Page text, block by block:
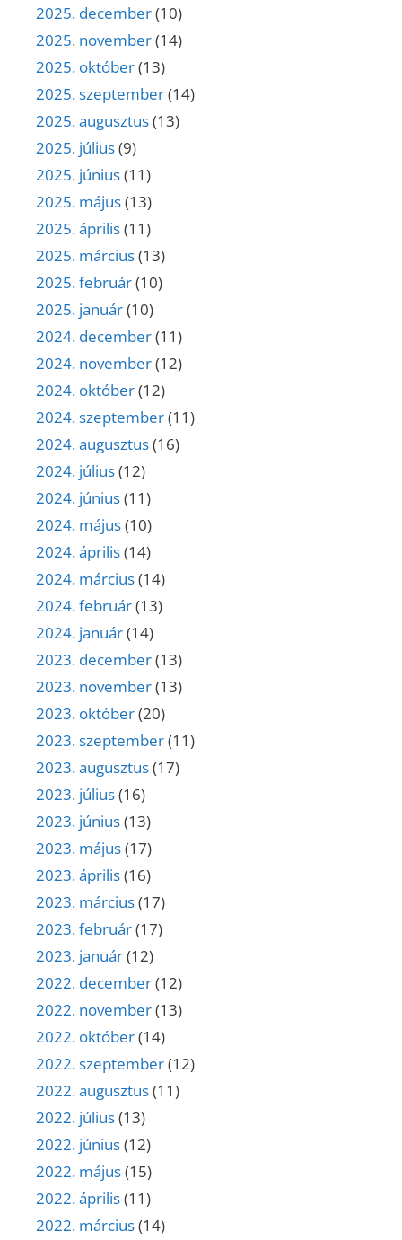
2025. december(10)
2025. november(14)
2025. október(13)
2025. szeptember(14)
2025. augusztus(13)
2025. július(9)
2025. június(11)
2025. május(13)
2025. április(11)
2025. március(13)
2025. február(10)
2025. január(10)
2024. december(11)
2024. november(12)
2024. október(12)
2024. szeptember(11)
2024. augusztus(16)
2024. július(12)
2024. június(11)
2024. május(10)
2024. április(14)
2024. március(14)
2024. február(13)
2024. január(14)
2023. december(13)
2023. november(13)
2023. október(20)
2023. szeptember(11)
2023. augusztus(17)
2023. július(16)
2023. június(13)
2023. május(17)
2023. április(16)
2023. március(17)
2023. február(17)
2023. január(12)
2022. december(12)
2022. november(13)
2022. október(14)
2022. szeptember(12)
2022. augusztus(11)
2022. július(13)
2022. június(12)
2022. május(15)
2022. április(11)
2022. március(14)